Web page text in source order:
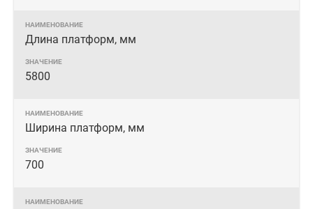
Длина платформ, мм
5800
Ширина платформ, мм
700